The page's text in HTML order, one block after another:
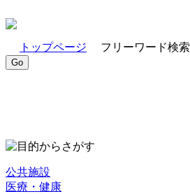
トップページ フリーワード検索
公共施設
医療・健康